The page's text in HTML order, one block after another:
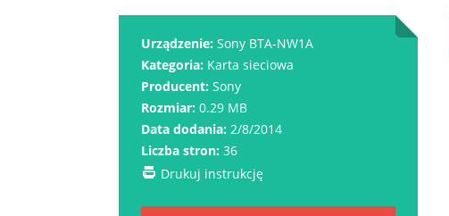
Urządzenie: Sony BTA-NW1A
Kategoria: Karta sieciowa
Producent: Sony
Rozmiar: 0.29 MB
Data dodania: 2/8/2014
Liczba stron: 36
Drukuj instrukcję